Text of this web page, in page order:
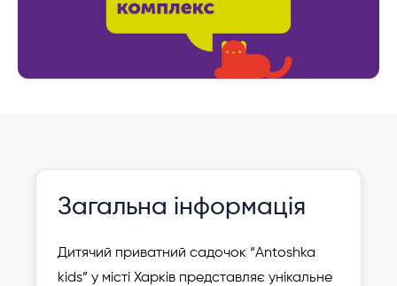
Зареєструвати
дитину
Загальна інформація
Дитячий приватний садочок “Antoshka
kids” у місті Харків представляє унікальне